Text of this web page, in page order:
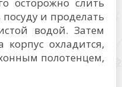
и проделать
водой. Затем
корпус охладится,
полотенцем,